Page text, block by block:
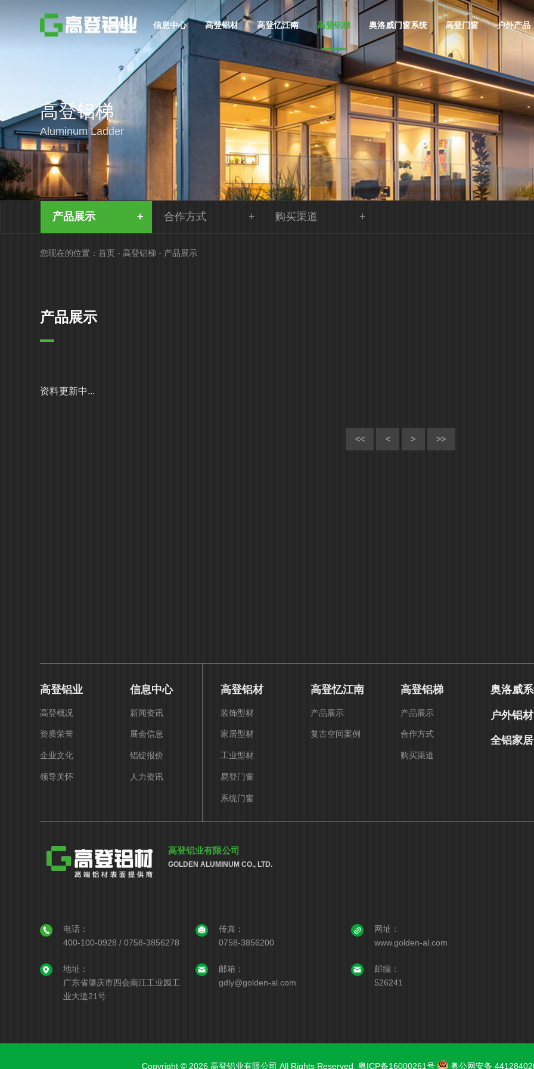
高登铝业 信息中心 高登铝材 高登忆江南 高登铝梯 奥洛威门窗系统 高登门窗 户外产品
高登铝梯
Aluminum Ladder
产品展示 合作方式 购买渠道
您现在的位置：首页 - 高登铝梯 - 产品展示
产品展示
资料更新中...
<< < > >>
高登铝业
高登概况
资质荣誉
企业文化
领导关怀
信息中心
新闻资讯
展会信息
铝锭报价
人力资讯
高登铝材
装饰型材
家居型材
工业型材
易登门窗
系统门窗
高登忆江南
产品展示
复古空间案例
高登铝梯
产品展示
合作方式
购买渠道
奥洛威
户外铝材
全铝家居
高登铝业有限公司
GOLDEN ALUMINUM CO., LTD.
电话：
400-100-0928 / 0758-3856278
传真：
0758-3856200
网址：
www.golden-al.com
地址：
广东省肇庆市四会南江工业园工
业大道21号
邮箱：
gdly@golden-al.com
邮编：
526241
Copyright © 2026 高登铝业有限公司 All Rights Reserved. 粤ICP备16000261号 粤公网安备